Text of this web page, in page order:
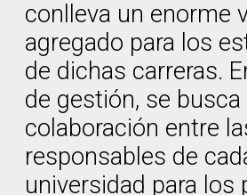
conlleva un enorme
agregado para los
de dichas carreras.
de gestión, se
colaboración entre
responsables de
universidad para los